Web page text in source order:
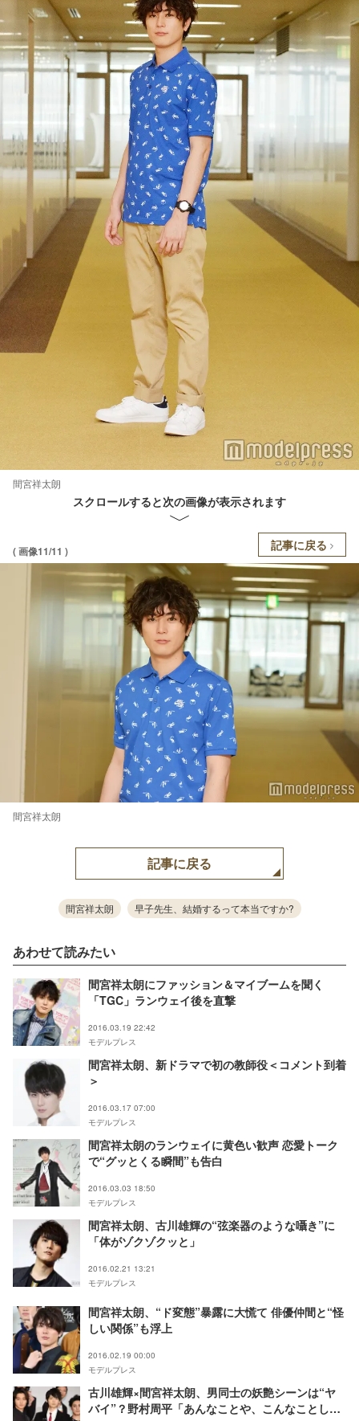
間宮祥太朗
スクロールすると次の画像が表示されます
( 画像11/11 ) 記事に戻る
間宮祥太朗
記事に戻る
間宮祥太朗 早子先生、結婚するって本当ですか?
あわせて読みたい
間宮祥太朗にファッション＆マイブームを聞く
「TGC」ランウェイ後を直撃
2016.03.19 22:42
モデルプレス
間宮祥太朗、新ドラマで初の教師役＜コメント到着
＞
2016.03.17 07:00
モデルプレス
間宮祥太朗のランウェイに黄色い歓声 恋愛トーク
で“グッとくる瞬間”も告白
2016.03.03 18:50
モデルプレス
間宮祥太朗、古川雄輝の“弦楽器のような囁き”に
「体がゾクゾクッと」
2016.02.21 13:21
モデルプレス
間宮祥太朗、“ド変態”暴露に大慌て 俳優仲間と“怪
しい関係”も浮上
2016.02.19 00:00
モデルプレス
古川雄輝×間宮祥太朗、男同士の妖艶シーンは“ヤ
バイ”？野村周平「あんなことや、こんなことして